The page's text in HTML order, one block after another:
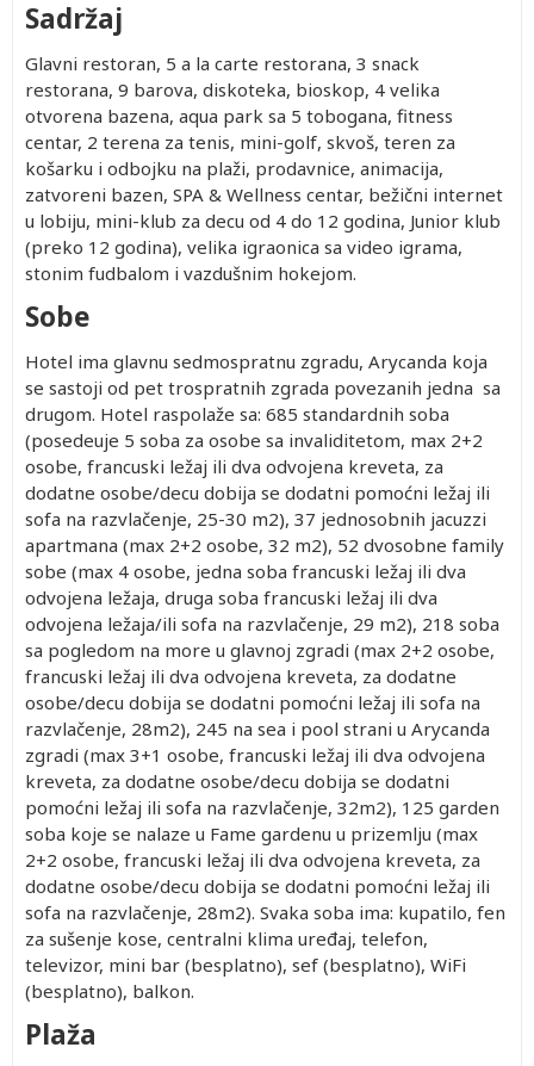
Sadržaj
Glavni restoran, 5 a la carte restorana, 3 snack
restorana, 9 barova, diskoteka, bioskop, 4 velika
otvorena bazena, aqua park sa 5 tobogana, fitness
centar, 2 terena za tenis, mini-golf, skvoš, teren za
košarku i odbojku na plaži, prodavnice, animacija,
zatvoreni bazen, SPA & Wellness centar, bežični internet
u lobiju, mini-klub za decu od 4 do 12 godina, Junior klub
(preko 12 godina), velika igraonica sa video igrama,
stonim fudbalom i vazdušnim hokejom.
Sobe
Hotel ima glavnu sedmospratnu zgradu, Arycanda koja
se sastoji od pet trospratnih zgrada povezanih jedna sa
drugom. Hotel raspolaže sa: 685 standardnih soba
(posedeuje 5 soba za osobe sa invaliditetom, max 2+2
osobe, francuski ležaj ili dva odvojena kreveta, za
dodatne osobe/decu dobija se dodatni pomoćni ležaj ili
sofa na razvlačenje, 25-30 m2), 37 jednosobnih jacuzzi
apartmana (max 2+2 osobe, 32 m2), 52 dvosobne family
sobe (max 4 osobe, jedna soba francuski ležaj ili dva
odvojena ležaja, druga soba francuski ležaj ili dva
odvojena ležaja/ili sofa na razvlačenje, 29 m2), 218 soba
sa pogledom na more u glavnoj zgradi (max 2+2 osobe,
francuski ležaj ili dva odvojena kreveta, za dodatne
osobe/decu dobija se dodatni pomoćni ležaj ili sofa na
razvlačenje, 28m2), 245 na sea i pool strani u Arycanda
zgradi (max 3+1 osobe, francuski ležaj ili dva odvojena
kreveta, za dodatne osobe/decu dobija se dodatni
pomoćni ležaj ili sofa na razvlačenje, 32m2), 125 garden
soba koje se nalaze u Fame gardenu u prizemlju (max
2+2 osobe, francuski ležaj ili dva odvojena kreveta, za
dodatne osobe/decu dobija se dodatni pomoćni ležaj ili
sofa na razvlačenje, 28m2). Svaka soba ima: kupatilo, fen
za sušenje kose, centralni klima uređaj, telefon,
televizor, mini bar (besplatno), sef (besplatno), WiFi
(besplatno), balkon.
Plaža